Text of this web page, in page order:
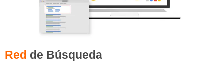
Red de Búsqueda